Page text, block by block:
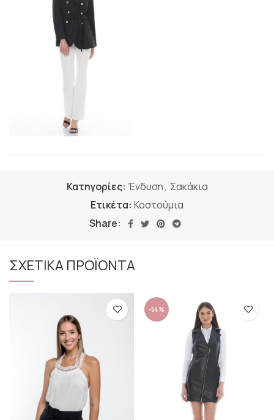
Κατηγορίες: Ένδυση, Σακάκια
Ετικέτα: Κοστούμια
Share:
ΣΧΕΤΙΚΑ ΠΡΟΪΟΝΤΑ
-54%